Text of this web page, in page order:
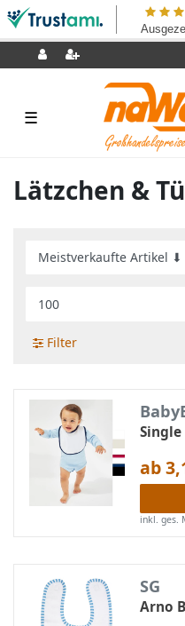
☰
Lätzchen &
Filter
Single
ab
inkl. ges.
SG
Arno